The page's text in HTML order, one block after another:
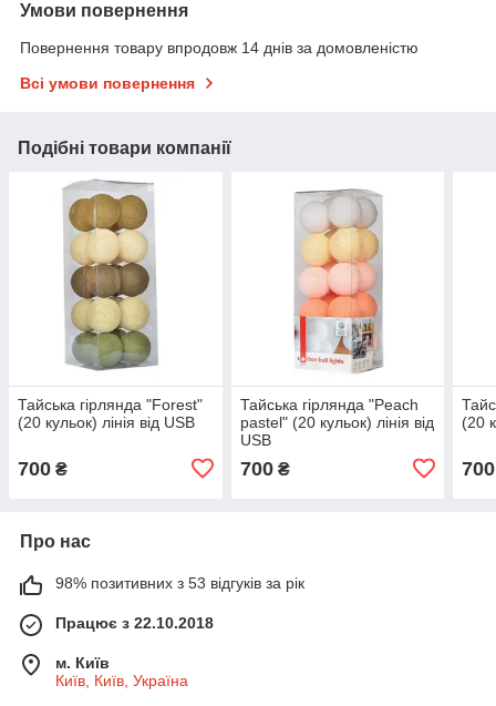
Умови повернення
Повернення товару впродовж 14 днів за домовленістю
Всі умови повернення
Подібні товари компанії
Тайська гірлянда "Forest"
(20 кульок) лінія від USB
700 ₴
Тайська гірлянда "Peach
pastel" (20 кульок) лінія від
USB
700₴
(20
700
Про нас
98% позитивних з 53 відгуків за рік
Працює з 22.10.2018
м. Київ
Київ, Київ, Україна